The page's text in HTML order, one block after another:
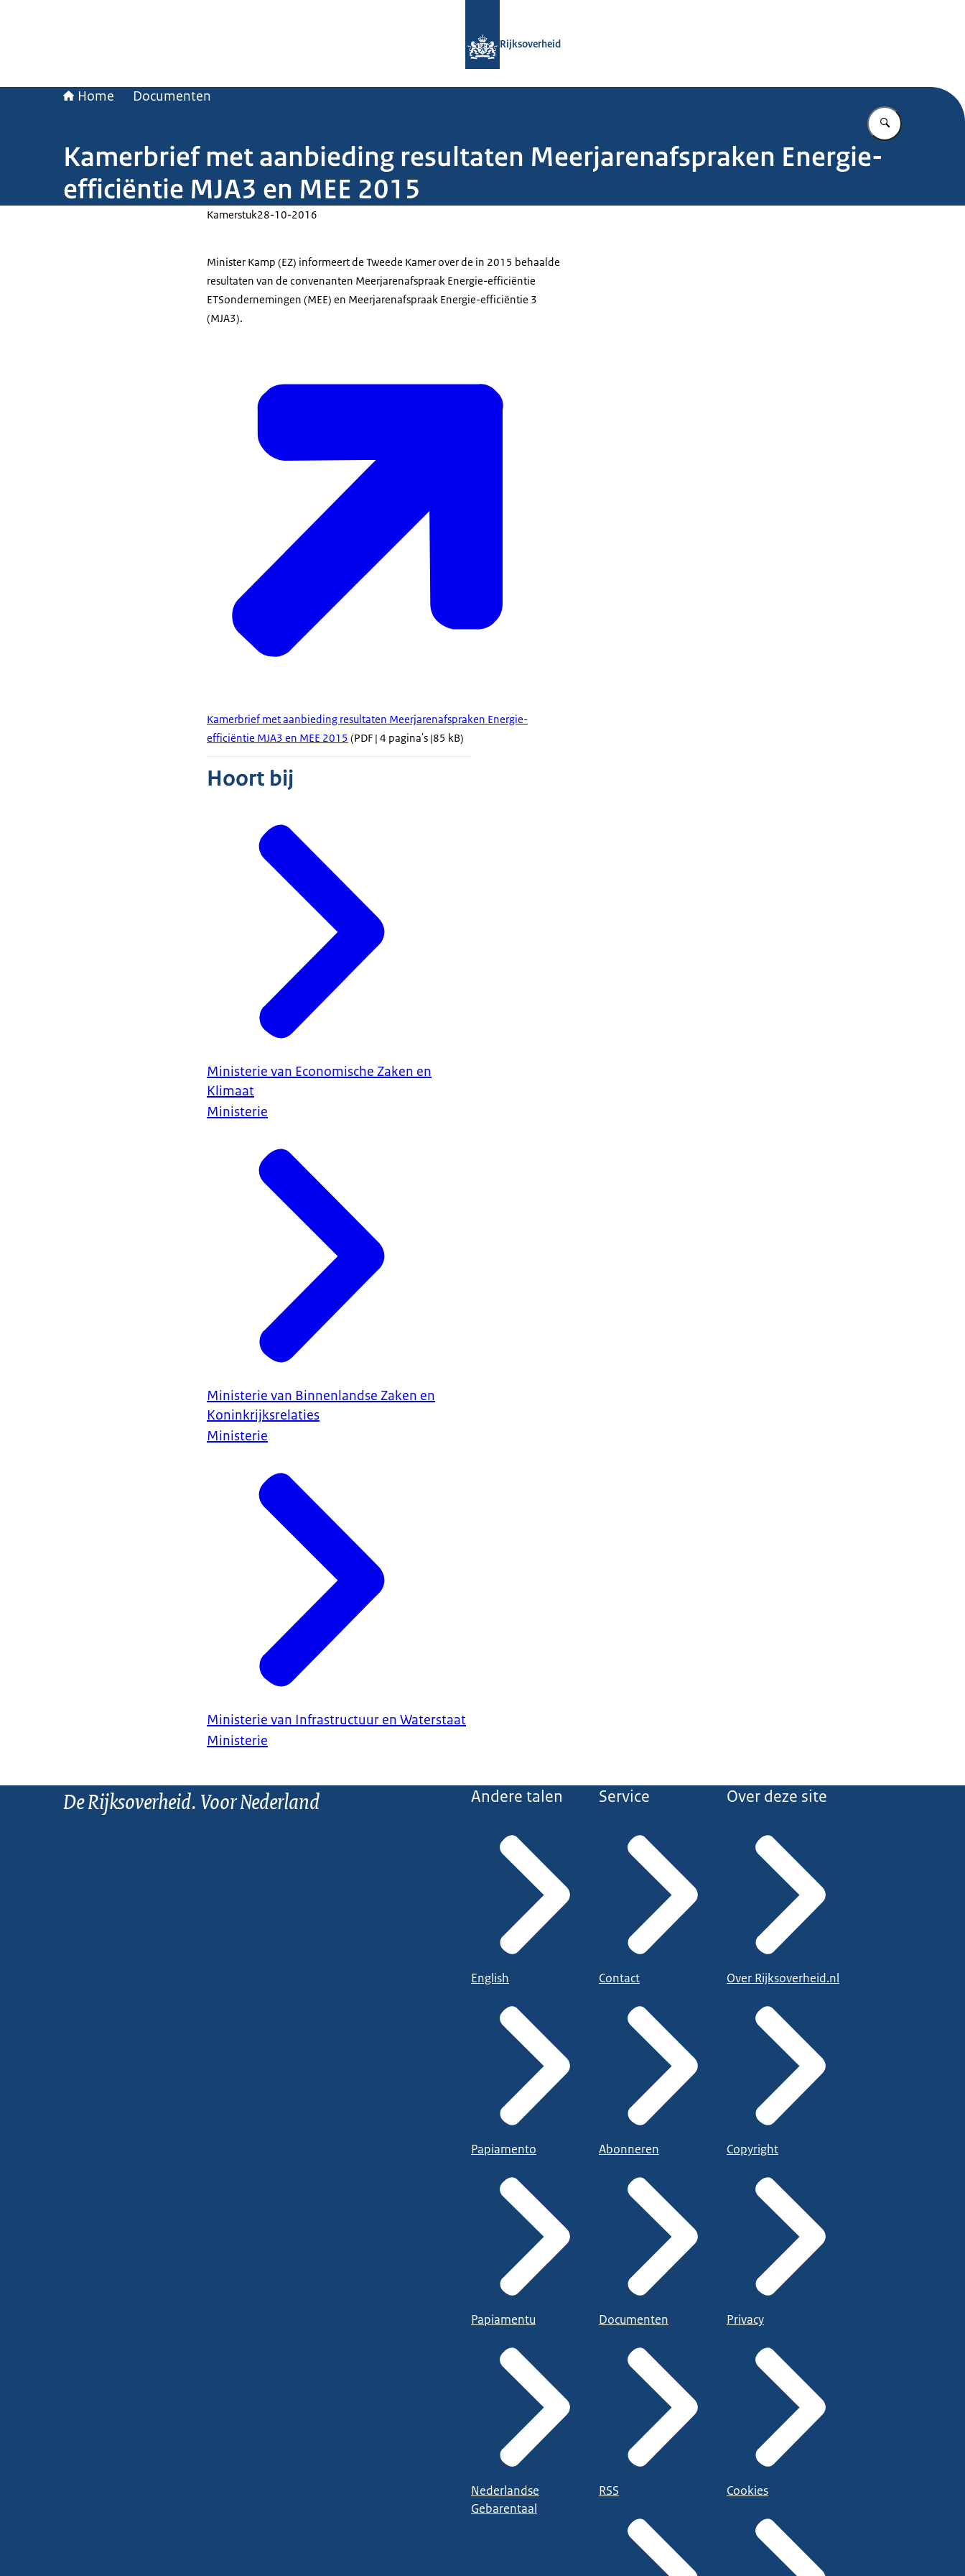
Rijksoverheid
Home Documenten
Vul in wat u
Kamerbrief met aanbieding resultaten Meerjarenafspraken Energie-
efficiëntie MJA3 en MEE 2015
Kamerstuk28-10-2016
Minister Kamp (EZ) informeert de Tweede Kamer over de in 2015 behaalde
resultaten van de convenanten Meerjarenafspraak Energie-efficiëntie
ETSondernemingen (MEE) en Meerjarenafspraak Energie-efficiëntie 3
(MJA3).
Kamerbrief met aanbieding resultaten Meerjarenafspraken Energie-
efficiëntie MJA3 en MEE 2015 (PDF | 4 pagina's |85 kB)
Hoort bij
Ministerie van Economische Zaken en
Klimaat
Ministerie
Ministerie van Binnenlandse Zaken en
Koninkrijksrelaties
Ministerie
Ministerie van Infrastructuur en Waterstaat
Ministerie
De Rijksoverheid. Voor Nederland Andere talen
English
Papiamento
Papiamentu
Nederlandse
Gebarentaal
Service
Contact
Abonneren
Documenten
RSS
Over deze site
Over Rijksoverheid.nl
Copyright
Privacy
Cookies